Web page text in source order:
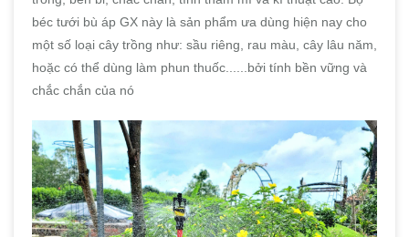
béc tưới bù áp GX này là sản phẩm ưa dùng hiện nay cho
một số loại cây trồng như: sầu riêng, rau màu, cây lâu năm,
hoặc có thể dùng làm phun thuốc......bởi tính bền vững và
chắc chắn của nó